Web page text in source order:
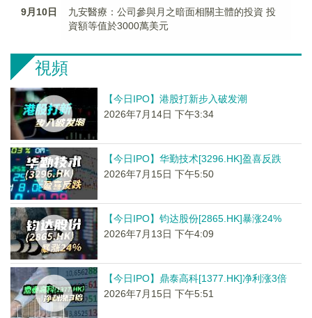
9月10日
九安醫療：公司參與月之暗面相關主體的投資 投
資額等值於3000萬美元
視頻
【今日IPO】港股打新步入破发潮
2026年7月14日 下午3:34
【今日IPO】华勤技术[3296.HK]盈喜反跌
2026年7月15日 下午5:50
【今日IPO】钧达股份[2865.HK]暴涨24%
2026年7月13日 下午4:09
【今日IPO】鼎泰高科[1377.HK]净利涨3倍
2026年7月15日 下午5:51